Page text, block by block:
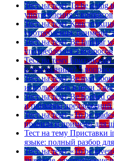
Тест на тему To be going
употребления 5 вопросов
Тест на тему
употребления, примеры
Тест на тему Be familiar
употребления 5 вопросов
Тест на тему Британский
в чем разница? 5
Тест на тему Be mad
использовать в речи 5
Тест на тему Be hooked
и примеры предложений
Тест на тему «To be
правила и примеры для
Тест на тему Приставки
языке: полный разбор
Тест на тему «To be